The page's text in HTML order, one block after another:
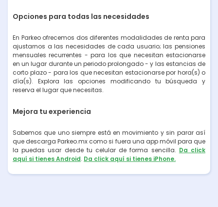
Opciones para todas las necesidades
En Parkeo ofrecemos dos diferentes modalidades de renta para
ajustarnos a las necesidades de cada usuario; las pensiones
mensuales recurrentes - para los que necesitan estacionarse
en un lugar durante un periodo prolongado - y las estancias de
corto plazo - para los que necesitan estacionarse por hora(s) o
día(s). Explora las opciones modificando tu búsqueda y
reserva el lugar que necesitas.
Mejora tu experiencia
Sabemos que uno siempre está en movimiento y sin parar así
que descarga Parkeo.mx como si fuera una app móvil para que
la puedas usar desde tu celular de forma sencilla. Da click
aquí si tienes Android. Da click aquí si tienes iPhone.